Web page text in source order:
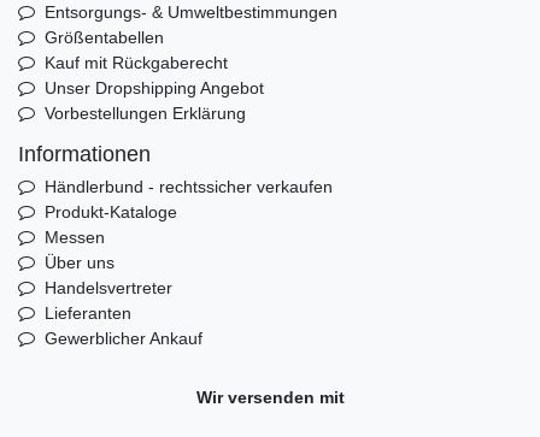
Entsorgungs- & Umweltbestimmungen
Größentabellen
Kauf mit Rückgaberecht
Unser Dropshipping Angebot
Vorbestellungen Erklärung
Informationen
Händlerbund - rechtssicher verkaufen
Produkt-Kataloge
Messen
Über uns
Handelsvertreter
Lieferanten
Gewerblicher Ankauf
Wir versenden mit